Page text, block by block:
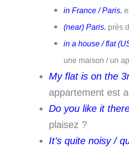
in France / Paris.
(near) Paris. près
in a house / flat
une maison / un
My flat is on the
appartement est
Do you like it
plaisez ?
It’s quite noisy /